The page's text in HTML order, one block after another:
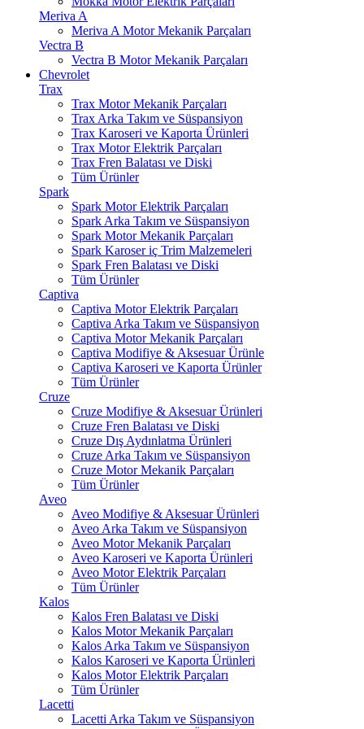
Meriva A
Meriva A Motor Mekanik Parçaları
Vectra B
Vectra B Motor Mekanik Parçaları
Chevrolet
Trax
Trax Motor Mekanik Parçaları
Trax Arka Takım ve Süspansiyon
Trax Karoseri ve Kaporta Ürünleri
Trax Motor Elektrik Parçaları
Trax Fren Balatası ve Diski
Tüm Ürünler
Spark
Spark Motor Elektrik Parçaları
Spark Arka Takım ve Süspansiyon
Spark Motor Mekanik Parçaları
Spark Karoser iç Trim Malzemeleri
Spark Fren Balatası ve Diski
Tüm Ürünler
Captiva
Captiva Motor Elektrik Parçaları
Captiva Arka Takım ve Süspansiyon
Captiva Motor Mekanik Parçaları
Captiva Modifiye & Aksesuar Ürünle
Captiva Karoseri ve Kaporta Ürünler
Tüm Ürünler
Cruze
Cruze Modifiye & Aksesuar Ürünleri
Cruze Fren Balatası ve Diski
Cruze Dış Aydınlatma Ürünleri
Cruze Arka Takım ve Süspansiyon
Cruze Motor Mekanik Parçaları
Tüm Ürünler
Aveo
Aveo Modifiye & Aksesuar Ürünleri
Aveo Arka Takım ve Süspansiyon
Aveo Motor Mekanik Parçaları
Aveo Karoseri ve Kaporta Ürünleri
Aveo Motor Elektrik Parçaları
Tüm Ürünler
Kalos
Kalos Fren Balatası ve Diski
Kalos Motor Mekanik Parçaları
Kalos Arka Takım ve Süspansiyon
Kalos Karoseri ve Kaporta Ürünleri
Kalos Motor Elektrik Parçaları
Tüm Ürünler
Lacetti
Lacetti Arka Takım ve Süspansiyon